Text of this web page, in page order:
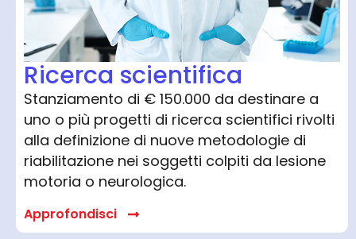
Ricerca scientifica
Stanziamento di € 150.000 da destinare a
uno o più progetti di ricerca scientifici rivolti
alla definizione di nuove metodologie di
riabilitazione nei soggetti colpiti da lesione
motoria o neurologica.
Approfondisci